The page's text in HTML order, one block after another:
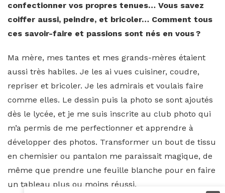
confectionner vos propres tenues… Vous savez
coiffer aussi, peindre, et bricoler… Comment tous
ces savoir-faire et passions sont nés en vous ?
Ma mère, mes tantes et mes grands-mères étaient
aussi très habiles. Je les ai vues cuisiner, coudre,
repriser et bricoler. Je les admirais et voulais faire
comme elles. Le dessin puis la photo se sont ajoutés
dès le lycée, et je me suis inscrite au club photo qui
m’a permis de me perfectionner et apprendre à
développer des photos. Transformer un bout de tissu
en chemisier ou pantalon me paraissait magique, de
même que prendre une feuille blanche pour en faire
un tableau plus ou moins réussi.